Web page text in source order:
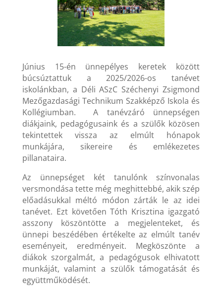
Június 15-én ünnepélyes keretek között
búcsúztattuk a 2025/2026-os tanévet
iskolánkban, a Déli ASzC Széchenyi Zsigmond
Mezőgazdasági Technikum Szakképző Iskola és
Kollégiumban. A tanévzáró ünnepségen
diákjaink, pedagógusaink és a szülők közösen
tekintettek vissza az elmúlt hónapok
munkájára, sikereire és emlékezetes
pillanataira.
Az ünnepséget két tanulónk színvonalas
versmondása tette még meghittebbé, akik szép
előadásukkal méltó módon zárták le az idei
tanévet. Ezt követően Tóth Krisztina igazgató
asszony köszöntötte a megjelenteket, és
ünnepi beszédében értékelte az elmúlt tanév
eseményeit, eredményeit. Megköszönte a
diákok szorgalmát, a pedagógusok elhivatott
munkáját, valamint a szülők támogatását és
együttműködését.